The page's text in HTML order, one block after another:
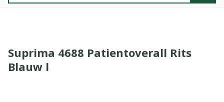
Suprima 4688 Patientoverall Rits
Blauw l